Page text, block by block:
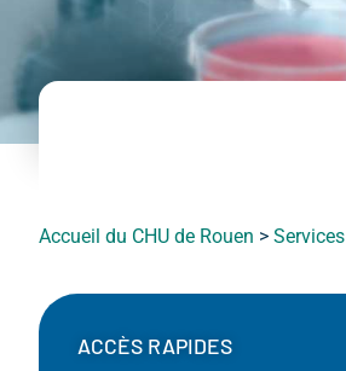
Accueil du CHU de Rouen > Services
ACCÈS RAPIDES